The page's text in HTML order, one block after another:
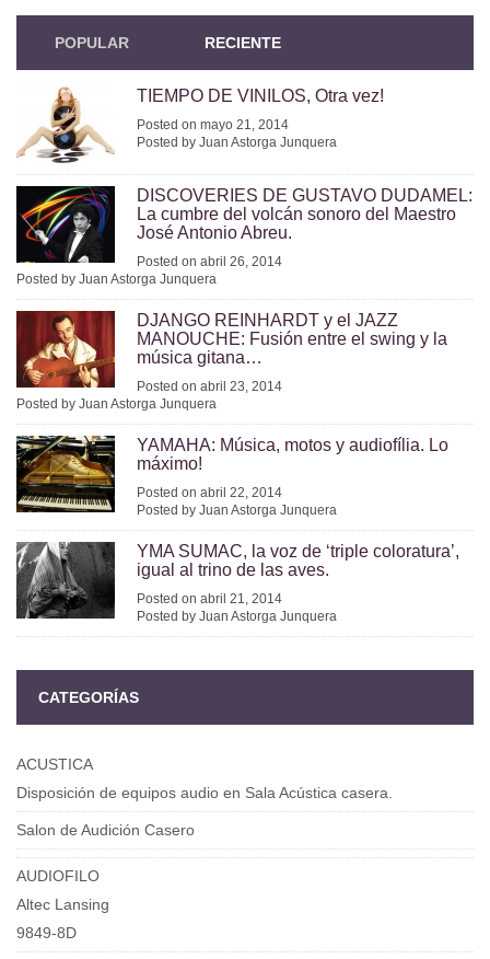
POPULAR RECIENTE
TIEMPO DE VINILOS, Otra vez!
Posted on mayo 21, 2014
Posted by Juan Astorga Junquera
DISCOVERIES DE GUSTAVO DUDAMEL:
La cumbre del volcán sonoro del Maestro
José Antonio Abreu.
Posted on abril 26, 2014
Posted by Juan Astorga Junquera
DJANGO REINHARDT y el JAZZ
MANOUCHE: Fusión entre el swing y la
música gitana…
Posted on abril 23, 2014
Posted by Juan Astorga Junquera
YAMAHA: Música, motos y audiofília. Lo
máximo!
Posted on abril 22, 2014
Posted by Juan Astorga Junquera
YMA SUMAC, la voz de ‘triple coloratura’,
igual al trino de las aves.
Posted on abril 21, 2014
Posted by Juan Astorga Junquera
CATEGORÍAS
ACUSTICA
Disposición de equipos audio en Sala Acústica casera.
Salon de Audición Casero
AUDIOFILO
Altec Lansing
9849-8D